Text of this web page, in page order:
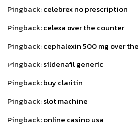
Pingback:celebrex no prescription
Pingback:celexa over the counter
Pingback:cephalexin 500 mg over
Pingback:sildenafil generic
Pingback:buy claritin
Pingback:slot machine
Pingback:online casino usa